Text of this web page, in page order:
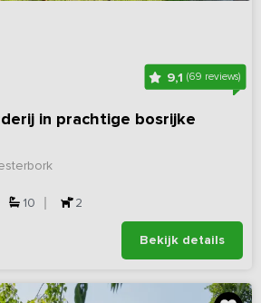
9,1(69 reviews)
in prachtige bosrijke
10 2
Bekijk details